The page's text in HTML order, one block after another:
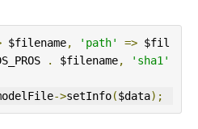
$filename, 'path' => $fil
. $filename,
'sha1'
->setInfo($data);